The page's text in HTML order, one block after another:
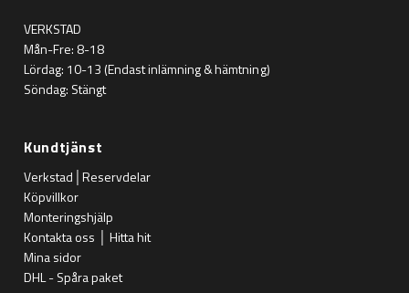
VERKSTAD
Mån-Fre: 8-18
Lördag: 10-13 (Endast inlämning & hämtning)
Söndag: Stängt
Kundtjänst
Verkstad│Reservdelar
Köpvillkor
Monteringshjälp
Kontakta oss │ Hitta hit
Mina sidor
DHL - Spåra paket